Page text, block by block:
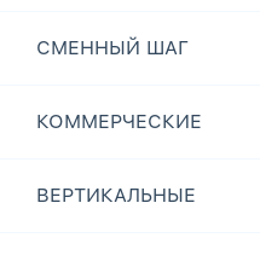
СМЕННЫЙ ШАГ
КОММЕРЧЕСКИЕ
ВЕРТИКАЛЬНЫЕ